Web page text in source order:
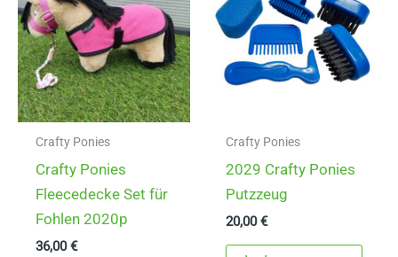
Crafty Ponies
Crafty Ponies
Fleecedecke Set für
Fohlen 2020p
36,00€
Crafty Ponies
2029 Crafty Ponies
Putzzeug
20,00€